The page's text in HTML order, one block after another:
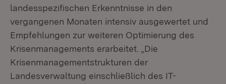
landesspezifischen Erkenntnisse in den
vergangenen Monaten intensiv ausgewertet und
Empfehlungen zur weiteren Optimierung des
Krisenmanagements erarbeitet. „Die
Krisenmanagementstrukturen der
Landesverwaltung einschließlich des IT-